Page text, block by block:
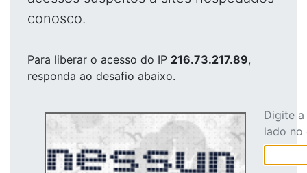
conosco.
Para liberar o acesso do IP 216.73.217.89,
responda ao desafio abaixo.
Digite
lado no